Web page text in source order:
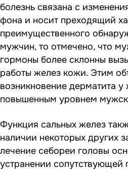
болезнь связана с
фона и носит преходящий
преимущественного
мужчин, то отмечено, что
гормоны более склонны
работы желез кожи. Этим
возникновение дерматита
повышенным уровнем
Функция сальных желез
наличии некоторых других
лечение себореи головы
устранении сопутствующей